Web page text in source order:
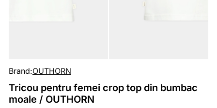
Brand:OUTHORN
Tricou pentru femei crop top din bumbac
moale / OUTHORN